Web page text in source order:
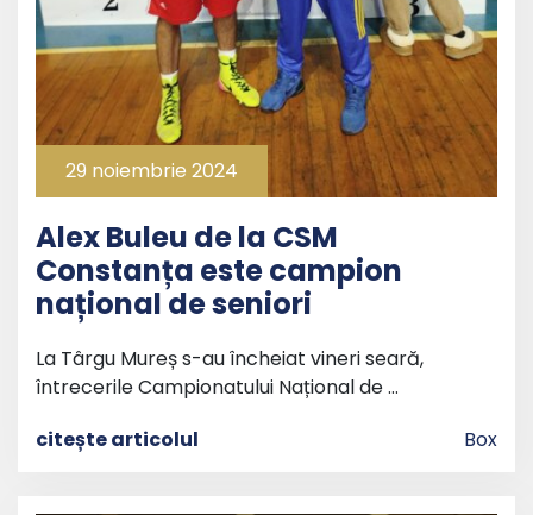
29 noiembrie 2024
Alex Buleu de la CSM
Constanța este campion
național de seniori
La Târgu Mureș s-au încheiat vineri seară,
întrecerile Campionatului Național de …
citește articolul
Box